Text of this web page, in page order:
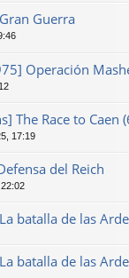
Guerra
Operación
The Race to Caen
17:19
del Reich
batalla de las
batalla de las